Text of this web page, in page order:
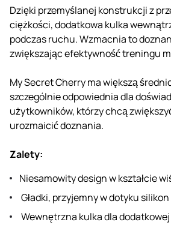
Dzięki przemyślanej konstrukcji z
ciężkości, dodatkowa kulka
podczas ruchu. Wzmacnia to
zwiększając efektywność treningu
My Secret Cherry ma większą
szczególnie odpowiednia dla
użytkowników, którzy chcą
urozmaicić doznania.
Zalety:
Niesamowity design w kształcie
Gładki, przyjemny w dotyku silikon
Wewnętrzna kulka dla